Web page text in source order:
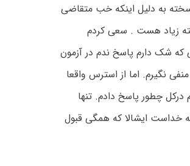
به دلیل اینکه خب متقاضی
زیاد هست . سعی کردم
که شک دارم پاسخ ندم در آزمون
منفی نگیرم. اما از استرس واقعا
درکل چطور پاسخ دادم. تنها
خداست ایشالا که همگی قبول